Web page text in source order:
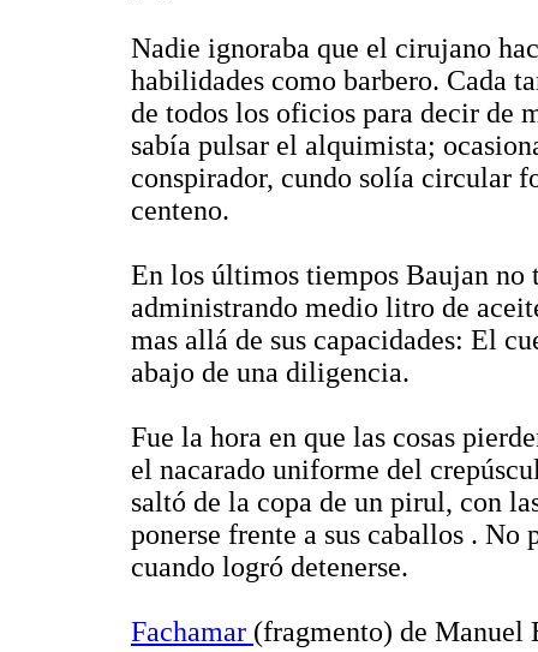
Nadie ignoraba que el cirujano
habilidades como barbero. Cada
de todos los oficios para decir de
sabía pulsar el alquimista;
conspirador, cundo solía circular
centeno.
En los últimos tiempos Baujan no
administrando medio litro de
mas allá de sus capacidades: El
abajo de una diligencia.
Fue la hora en que las cosas
el nacarado uniforme del
saltó de la copa de un pirul, con
ponerse frente a sus caballos .
cuando logró detenerse.
Fachamar (fragmento) de Manuel